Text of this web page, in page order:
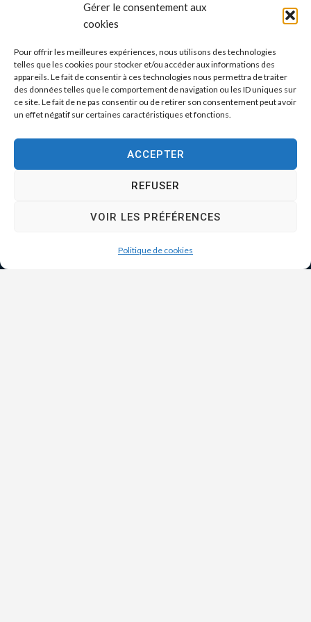
Gérer le consentement aux
cookies
Pour offrir les meilleures expériences, nous utilisons des technologies
telles que les cookies pour stocker et/ou accéder aux informations des
appareils. Le fait de consentir à ces technologies nous permettra de traiter
des données telles que le comportement de navigation ou les ID uniques sur
ce site. Le fait de ne pas consentir ou de retirer son consentement peut avoir
un effet négatif sur certaines caractéristiques et fonctions.
ACCEPTER
REFUSER
VOIR LES PRÉFÉRENCES
Politique de cookies